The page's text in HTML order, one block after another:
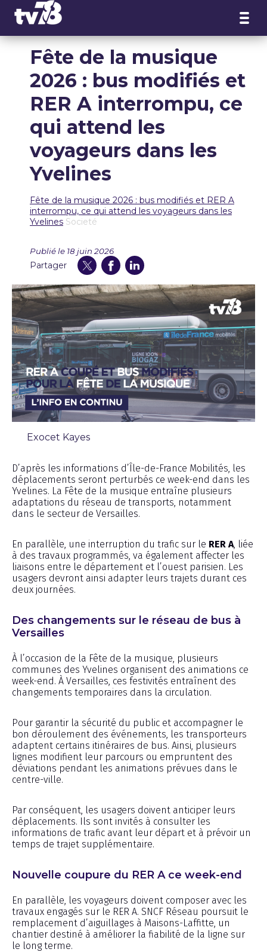
Fête de la musique
2026 : bus modifiés et
RER A interrompu, ce
qui attend les
voyageurs dans les
Yvelines
Fête de la musique 2026 : bus modifiés et RER A
interrompu, ce qui attend les voyageurs dans les
Yvelines Societé
Publié le 18 juin 2026
Partager
Exocet Kayes
D’après les informations d’Île-de-France Mobilités, les
déplacements seront perturbés ce week-end dans les
Yvelines. La Fête de la musique entraîne plusieurs
adaptations du réseau de transports, notamment
dans le secteur de Versailles.
En parallèle, une interruption du trafic sur le RER A, liée
à des travaux programmés, va également affecter les
liaisons entre le département et l’ouest parisien. Les
usagers devront ainsi adapter leurs trajets durant ces
deux journées.
Des changements sur le réseau de bus à
Versailles
À l’occasion de la Fête de la musique, plusieurs
communes des Yvelines organisent des animations ce
week-end. À Versailles, ces festivités entraînent des
changements temporaires dans la circulation.
Pour garantir la sécurité du public et accompagner le
bon déroulement des événements, les transporteurs
adaptent certains itinéraires de bus. Ainsi, plusieurs
lignes modifient leur parcours ou empruntent des
déviations pendant les animations prévues dans le
centre-ville.
Par conséquent, les usagers doivent anticiper leurs
déplacements. Ils sont invités à consulter les
informations de trafic avant leur départ et à prévoir un
temps de trajet supplémentaire.
Nouvelle coupure du RER A ce week-end
En parallèle, les voyageurs doivent composer avec les
travaux engagés sur le RER A. SNCF Réseau poursuit le
remplacement d’aiguillages à Maisons-Laffitte, un
chantier destiné à améliorer la fiabilité de la ligne sur
le long terme.
Panneau de gestion des cookies